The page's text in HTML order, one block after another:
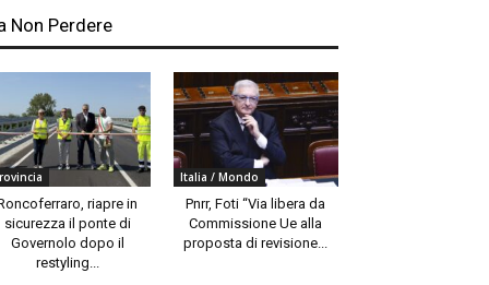
Non Perdere
riapre in
sicurezza il ponte di
Governolo dopo il
restyling...
Italia / Mondo
Pnrr, Foti “Via libera da
Commissione Ue alla
proposta di revisione...